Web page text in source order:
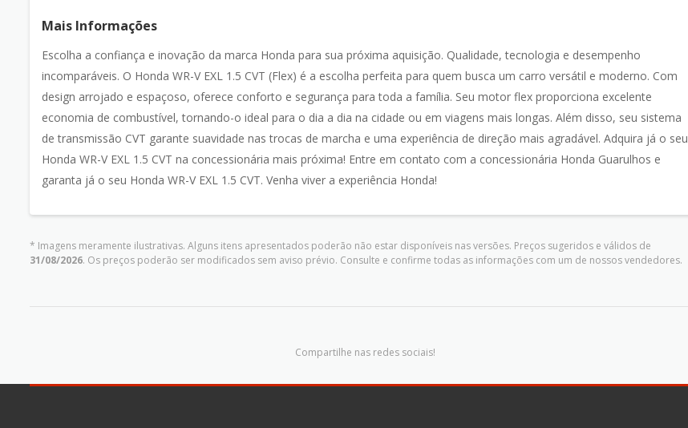
Mais Informações
Escolha a confiança e inovação da marca Honda para sua próxima aquisição. Qualidade, tecnologia e desempenho
incomparáveis. O Honda WR-V EXL 1.5 CVT (Flex) é a escolha perfeita para quem busca um carro versátil e moderno. Com
design arrojado e espaçoso, oferece conforto e segurança para toda a família. Seu motor flex proporciona excelente
economia de combustível, tornando-o ideal para o dia a dia na cidade ou em viagens mais longas. Além disso, seu sistema
de transmissão CVT garante suavidade nas trocas de marcha e uma experiência de direção mais agradável. Adquira já o seu
Honda WR-V EXL 1.5 CVT na concessionária mais próxima! Entre em contato com a concessionária Honda Guarulhos e
garanta já o seu Honda WR-V EXL 1.5 CVT. Venha viver a experiência Honda!
* Imagens meramente ilustrativas. Alguns itens apresentados poderão não estar disponíveis nas versões. Preços sugeridos e válidos de
31/08/2026. Os preços poderão ser modificados sem aviso prévio. Consulte e confirme todas as informações com um de nossos vendedores.
Compartilhe nas redes sociais!